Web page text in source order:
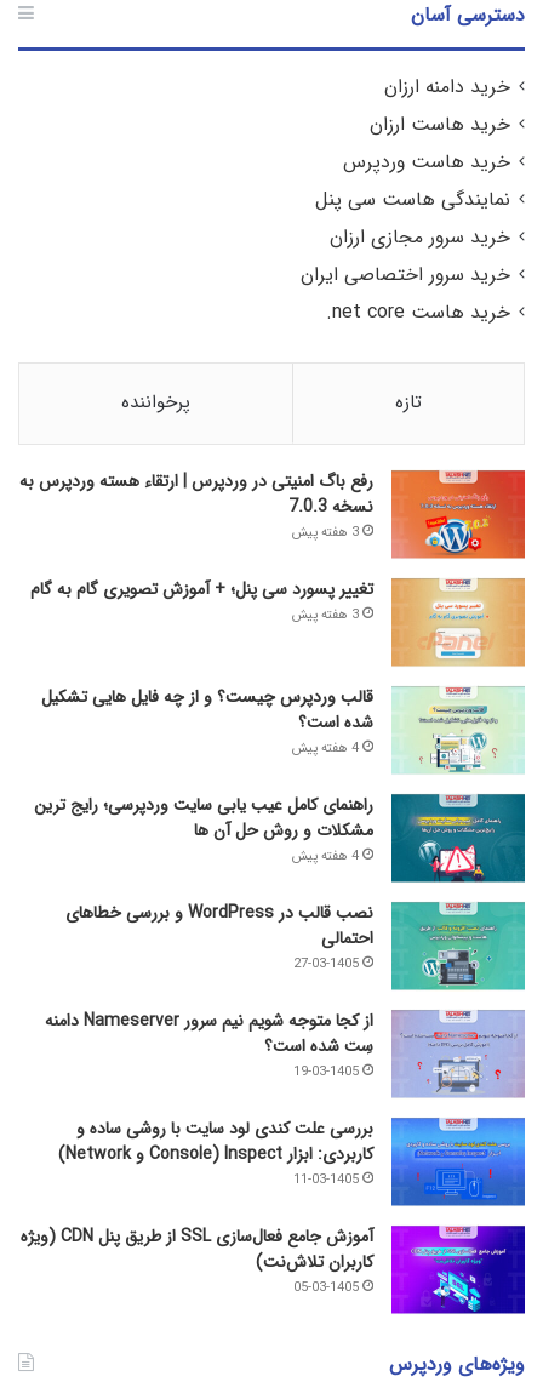
دسترسی آسان
خرید دامنه ارزان
خرید هاست ارزان
خرید هاست وردپرس
نمایندگی هاست سی پنل
خرید سرور مجازی ارزان
خرید سرور اختصاصی ایران
خرید هاست net core.
تازه پرخواننده
رفع باگ امنیتی در وردپرس | ارتقاء هسته وردپرس به
نسخه 7.0.3
3 هفته پیش
تغییر پسورد سی پنل؛ + آموزش تصویری گام به گام
3 هفته پیش
قالب وردپرس چیست؟ و از چه فایل­ هایی تشکیل
شده است؟
4 هفته پیش
راهنمای کامل عیب‌ یابی سایت وردپرسی؛ رایج‌ ترین
مشکلات و روش حل آن‌ ها
4 هفته پیش
نصب قالب در WordPress و بررسی خطاهای
احتمالی
27-03-1405
از کجا متوجه شویم نیم ‌سرور Nameserver دامنه
سِت شده است؟
19-03-1405
بررسی علت کندی لود سایت با روشی ساده و
کاربردی: ابزار Inspect (Console و Network)
11-03-1405
آموزش جامع فعال‌سازی SSL از طریق پنل CDN (ویژه
کاربران تلاش‌نت)
05-03-1405
ویژه‌های وردپرس